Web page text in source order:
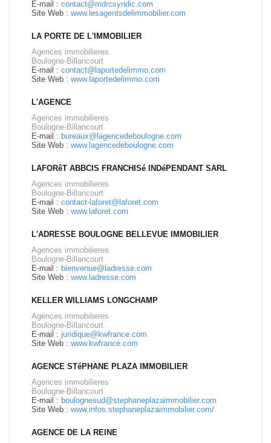
E-mail : contact@mdrcsyndic.com
Site Web : www.lesagentsdelimmobilier.com
LA PORTE DE L'IMMOBILIER
Agences immobilieres
Boulogne-Billancourt
E-mail : contact@laportedelimmo.com
Site Web : www.laportedelimmo.com
L'AGENCE
Agences immobilieres
Boulogne-Billancourt
E-mail : bureaux@lagencedeboulogne.com
Site Web : www.lagencedeboulogne.com
LAFORêT ABBCIS FRANCHISé INDéPENDANT SARL
Agences immobilieres
Boulogne-Billancourt
E-mail : contact-laforet@laforet.com
Site Web : www.laforet.com
L'ADRESSE BOULOGNE BELLEVUE IMMOBILIER
Agences immobilieres
Boulogne-Billancourt
E-mail : bienvenue@ladresse.com
Site Web : www.ladresse.com
KELLER WILLIAMS LONGCHAMP
Agences immobilieres
Boulogne-Billancourt
E-mail : juridique@kwfrance.com
Site Web : www.kwfrance.com
AGENCE STéPHANE PLAZA IMMOBILIER
Agences immobilieres
Boulogne-Billancourt
E-mail : boulognesud@stephaneplazaimmobilier.com
Site Web : www.infos.stephaneplazaimmobilier.com/
AGENCE DE LA REINE